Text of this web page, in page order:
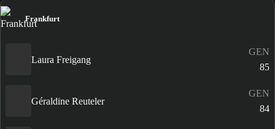
Frankfurt
Laura Freigang
GEN
85
Géraldine Reuteler
GEN
84